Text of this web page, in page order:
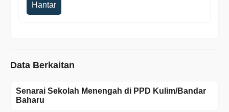
Hantar
Data Berkaitan
Senarai Sekolah Menengah di PPD Kulim/Bandar
Baharu